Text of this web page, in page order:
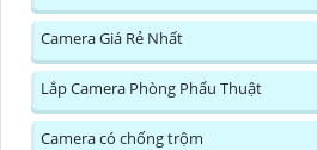
Camera Giá Rẻ Nhất
Lắp Camera Phòng Phẩu Thuật
Camera có chống trộm